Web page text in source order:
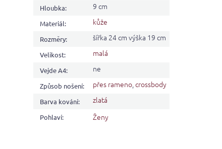
Hloubka: 9 cm
Materiál: kůže
Rozměry: šířka 24 cm výška 19 cm
Velikost: malá
Vejde A4: ne
Způsob nošení: přes rameno,crossbody
Barva kování: zlatá
Pohlaví: Ženy